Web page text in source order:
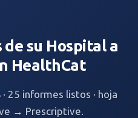
de su Hospital a
HealthCat
25 informes listos · hoja
→ Prescriptive.